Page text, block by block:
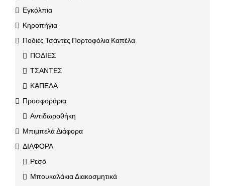
Εγκόλπια
Κηροπήγια
Ποδιές Τσάντες Πορτοφόλια Καπέλα
ΠΟΔΙΕΣ
ΤΣΑΝΤΕΣ
ΚΑΠΕΛΑ
Προσφοράρια
Αντιδωροθήκη
Μπιμπελά Διάφορα
ΔΙΑΦΟΡΑ
Ρεσό
Μπουκαλάκια Διακοσμητικά